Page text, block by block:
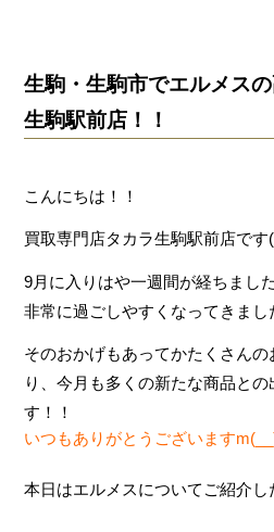
生駒・生駒市でエルメス
生駒駅前店！！
こんにちは！！
買取専門店タカラ生駒駅前店です
9月に入りはや一週間が経ちまし
非常に過ごしやすくなってきまし
そのおかげもあってかたくさん
り、今月も多くの新たな商品と
す！！
いつもありがとうございます
本日はエルメスについてご紹介し